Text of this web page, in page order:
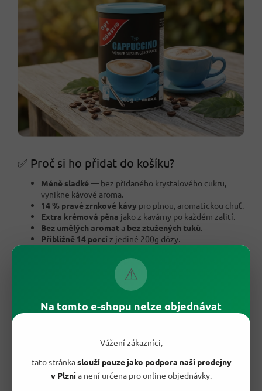
⚠
Na tomto e-shopu nelze objednávat
Vážení zákazníci,
tato stránkaslouží pouze jako podpora naší prodejny
v Plznia není určena pro online objednávky.
✅ Proč si ho přidat do košíku?
Méně sladké— bez přidaného krystalového cukru,
vynikne kávové aroma.
14 % pravé zrnkové kávy pro plnou, aromatickou chuť.
Extra krémová pěna jako z kavárny po každém zalití.
Bez umělých aromat a bez ztužených tuků.
Přibližně 14 porcí z jediné 200g dózy.
, která chrání prášek před vlhkostí.
Skvělý poměr ceny a kvality